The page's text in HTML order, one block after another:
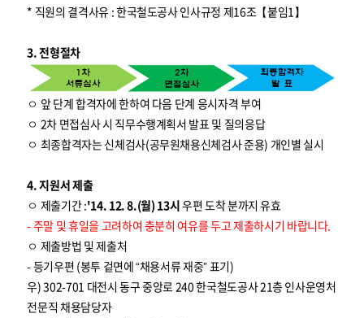
* 직원의 결격사유 : 한국철도공사 인사규정 제16조【붙임1】
3. 전형절차
ㅇ 앞 단계 합격자에 한하여 다음 단계 응시자격 부여
ㅇ 2차 면접심사 시 직무수행계획서 발표 및 질의응답
ㅇ 최종합격자는 신체검사(공무원채용신체검사 준용) 개인별 실시
4. 지원서 제출
ㅇ 제출기간 :'14. 12. 8.(월) 13시우편 도착 분까지 유효
- 주말 및 휴일을 고려하여 충분히 여유를 두고 제출하시기 바랍니다.
ㅇ 제출방법 및 제출처
- 등기우편 (봉투 겉면에 “채용서류 재중” 표기)
우) 302-701 대전시 동구 중앙로 240 한국철도공사 21층 인사운영처
전문직 채용담당자